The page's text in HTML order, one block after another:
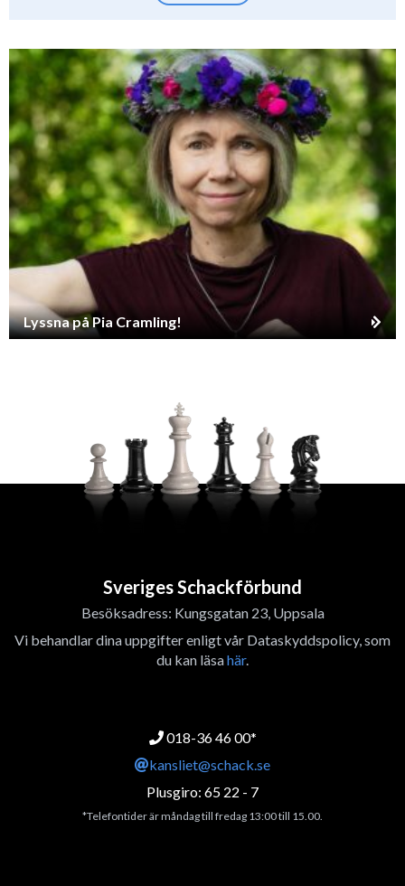
Lyssna på Pia Cramling!
Sveriges Schackförbund
Besöksadress: Kungsgatan 23, Uppsala
Vi behandlar dina uppgifter enligt vår Dataskyddspolicy, som
du kan läsahär.
018-36 46 00*
kansliet@schack.se
Plusgiro: 65 22 - 7
*Telefontider är måndag till fredag 13:00 till 15.00.